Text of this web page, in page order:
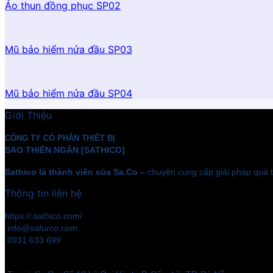
Áo thun đồng phục SP02
Mũ bảo hiểm nửa đầu SP03
Mũ bảo hiểm nửa đầu SP04
Giới Thiệu
CÔNG TY CỔ PHẦN THIẾT BỊ
SAO THIÊN NGÂN [SATHICO]
Sathico là thành viên của Sa.Co – chuyên cung cấp giải pháp quà
Thông tin liên hệ
https://.sathico.com/
info@safurco.com
0931 633 699